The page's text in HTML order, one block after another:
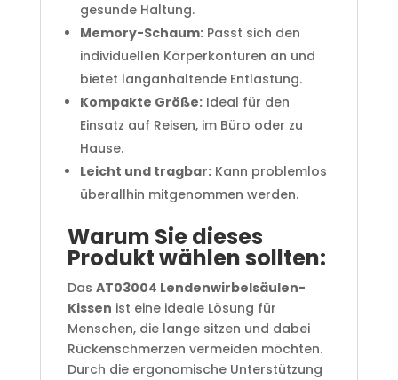
gesunde Haltung.
Memory-Schaum:Passt sich den
individuellen Körperkonturen an und
bietet langanhaltende Entlastung.
Kompakte Größe:Ideal für den
Einsatz auf Reisen, im Büro oder zu
Hause.
Leicht und tragbar:Kann problemlos
überallhin mitgenommen werden.
Warum Sie dieses
Produkt wählen sollten:
Das AT03004 Lendenwirbelsäulen-
Kissen ist eine ideale Lösung für
Menschen, die lange sitzen und dabei
Rückenschmerzen vermeiden möchten.
Durch die ergonomische Unterstützung